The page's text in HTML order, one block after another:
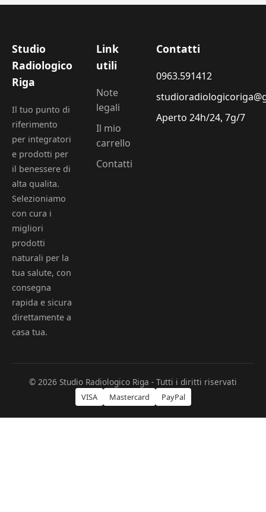
Studio
Radiologico
Riga
Il tuo punto di
riferimento
per integratori
e prodotti per
il benessere di
alta qualita.
Selezioniamo
con cura i
migliori
prodotti
naturali per la
tua salute, con
consegna
rapida e sicura
direttamente a
casa tua.
Link
utili
Note
legali
Il mio
carrello
Contatti
Contatti
0963.591412
Aperto 24h/24, 7g/7
© 2026 Studio Radiologico Riga - Tutti i diritti riservati
VISA Mastercard PayPal